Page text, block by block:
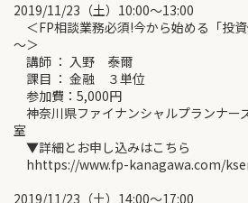
2019/11/23（土）10:00～13:00
＜FP相談業務必須!今から始める「投
～＞
講師 ： 入野 泰爾
課目 ： 金融 ３単位
参加費：5,000円
神奈川県ファイナンシャルプランナ
室
▼詳細とお申し込みはこちら
hhttps://www.fp-kanagawa.com/
2019/11/23（土）14:00～17:00